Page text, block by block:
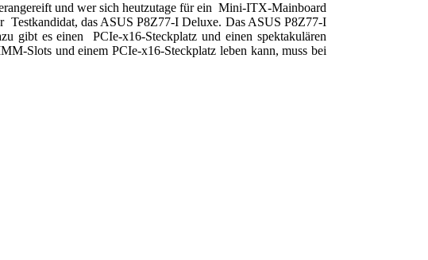
und wer sich heutzutage für ein Mini-ITX-Mainboard
Testkandidat, das ASUS P8Z77-I Deluxe. Das ASUS P8Z77-I
es einen PCIe-x16-Steckplatz und einen spektakulären
Slots und einem PCIe-x16-Steckplatz leben kann, muss bei